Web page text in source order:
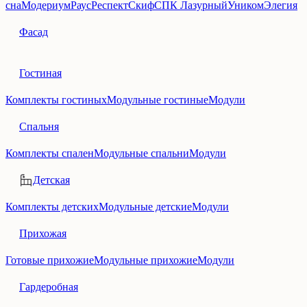
снаМодериумРаусРеспектСкифСПК ЛазурныйУникомЭлегия
Фасад
Гостиная
Комплекты гостиныхМодульные гостиныеМодули
Спальня
Комплекты спаленМодульные спальниМодули
Детская
Комплекты детскихМодульные детскиеМодули
Прихожая
Готовые прихожиеМодульные прихожиеМодули
Гардеробная